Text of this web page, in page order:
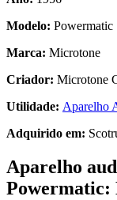
Modelo: Powermatic
Marca: Microtone
Criador: Microtone
Utilidade: Aparelho
Adquirido em:
Aparelho
Powermatic: